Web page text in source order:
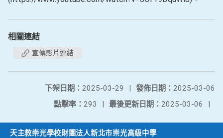
相關連結
宣傳影片連結
發佈日期： 2025-03-06
下架日期： 2025-03-29
|
最後更新日期： 2025-03-06 |
點擊率： 293 |
天主教崇光學校財團法人新北市崇光高級中學